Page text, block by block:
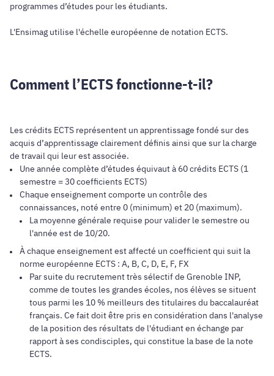
programmes d’études pour les étudiants.
L'Ensimag utilise l'échelle européenne de notation ECTS.
Comment l’ECTS fonctionne-t-il?
Les crédits ECTS représentent un apprentissage fondé sur des
acquis d’apprentissage clairement définis ainsi que sur la charge
de travail qui leur est associée.
Une année complète d’études équivaut à 60 crédits ECTS (1
semestre = 30 coefficients ECTS)
Chaque enseignement comporte un contrôle des
connaissances, noté entre 0 (minimum) et 20 (maximum).
La moyenne générale requise pour valider le semestre ou
l'année est de 10/20.
À chaque enseignement est affecté un coefficient qui suit la
norme européenne ECTS : A, B, C, D, E, F, FX
Par suite du recrutement très sélectif de Grenoble INP,
comme de toutes les grandes écoles, nos élèves se situent
tous parmi les 10 % meilleurs des titulaires du baccalauréat
français. Ce fait doit être pris en considération dans l'analyse
de la position des résultats de l'étudiant en échange par
rapport à ses condisciples, qui constitue la base de la note
ECTS.